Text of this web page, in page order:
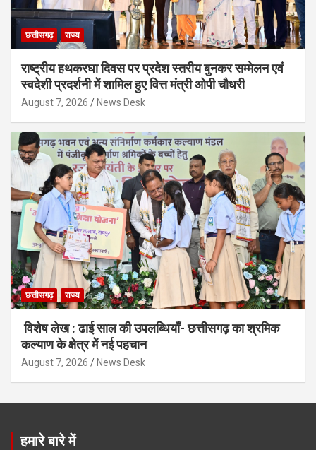
छत्तीसगढ़ राज्य
राष्ट्रीय हथकरघा दिवस पर प्रदेश स्तरीय बुनकर सम्मेलन एवं
स्वदेशी प्रदर्शनी में शामिल हुए वित्त मंत्री ओपी चौधरी
August 7, 2026 News Desk
छत्तीसगढ़ राज्य
विशेष लेख : ढाई साल की उपलब्धियाँ- छत्तीसगढ़ का श्रमिक
कल्याण के क्षेत्र में नई पहचान
August 7, 2026 News Desk
हमारे बारे में